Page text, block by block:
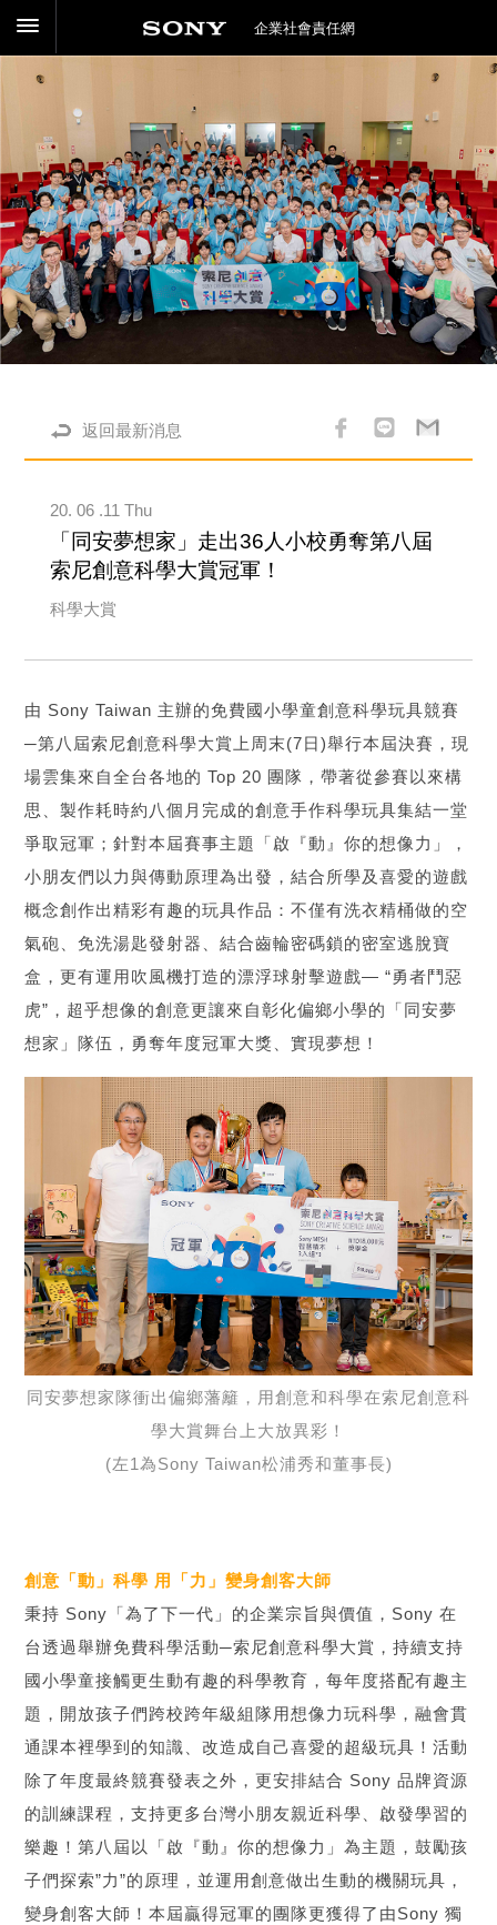
企業社會責任網
返回最新消息
20. 06 .11 Thu
「同安夢想家」走出36人小校勇奪第八屆
索尼創意科學大賞冠軍！
科學大賞
由 Sony Taiwan 主辦的免費國小學童創意科學玩具競賽
─第八屆索尼創意科學大賞上周末(7日)舉行本屆決賽，現
場雲集來自全台各地的 Top 20 團隊，帶著從參賽以來構
思、製作耗時約八個月完成的創意手作科學玩具集結一堂
爭取冠軍；針對本屆賽事主題「啟『動』你的想像力」，
小朋友們以力與傳動原理為出發，結合所學及喜愛的遊戲
概念創作出精彩有趣的玩具作品：不僅有洗衣精桶做的空
氣砲、免洗湯匙發射器、結合齒輪密碼鎖的密室逃脫寶
盒，更有運用吹風機打造的漂浮球射擊遊戲— “勇者鬥惡
虎”，超乎想像的創意更讓來自彰化偏鄉小學的「同安夢
想家」隊伍，勇奪年度冠軍大獎、實現夢想！
同安夢想家隊衝出偏鄉藩籬，用創意和科學在索尼創意科
學大賞舞台上大放異彩！
(左1為Sony Taiwan松浦秀和董事長)
創意「動」科學 用「力」變身創客大師
秉持 Sony「為了下一代」的企業宗旨與價值，Sony 在
台透過舉辦免費科學活動─索尼創意科學大賞，持續支持
國小學童接觸更生動有趣的科學教育，每年度搭配有趣主
題，開放孩子們跨校跨年級組隊用想像力玩科學，融會貫
通課本裡學到的知識、改造成自己喜愛的超級玩具！活動
除了年度最終競賽發表之外，更安排結合 Sony 品牌資源
的訓練課程，支持更多台灣小朋友親近科學、啟發學習的
樂趣！第八屆以「啟『動』你的想像力」為主題，鼓勵孩
子們探索”力”的原理，並運用創意做出生動的機關玩具，
變身創客大師！本屆贏得冠軍的團隊更獲得了由Sony 獨